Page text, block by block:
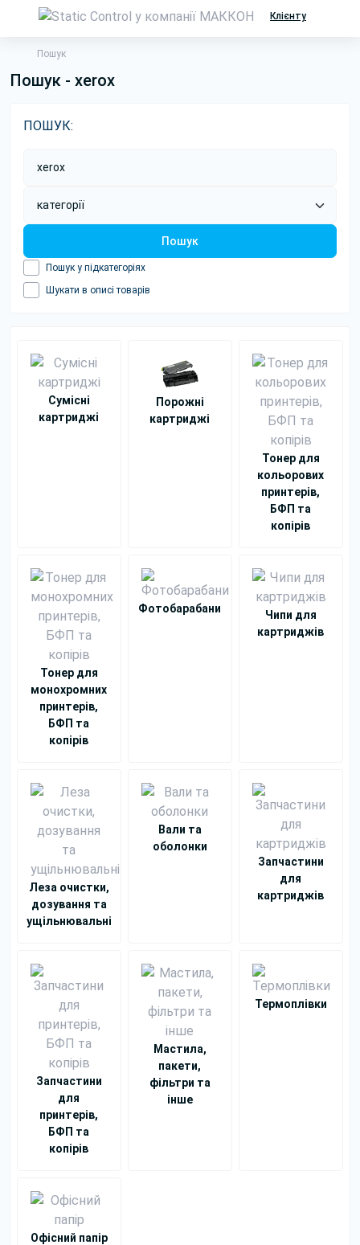
Клієнту
Пошук
Пошук - xerox
ПОШУК:
Пошук
Пошук у підкатегоріях
Шукати в описі товарів
Сумісні
картриджі
Порожні
картриджі
Тонер для
кольорових
принтерів,
БФП та
копірів
Тонер для
монохромних
принтерів,
БФП та
копірів
Фотобарабани
Чипи для
картриджів
Леза очистки,
дозування та
ущільнювальні
Вали та
оболонки
Запчастини
для
картриджів
Запчастини
для
принтерів,
БФП та
копірів
Мастила,
пакети,
фільтри та
інше
Термоплівки
Офісний папір